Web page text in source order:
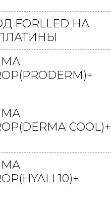
FORLLED НА
COOL)+